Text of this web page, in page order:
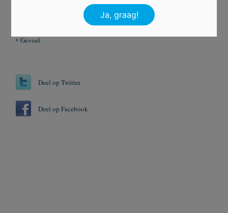
Gevoel
Deel op Twitter
Deel op Facebook